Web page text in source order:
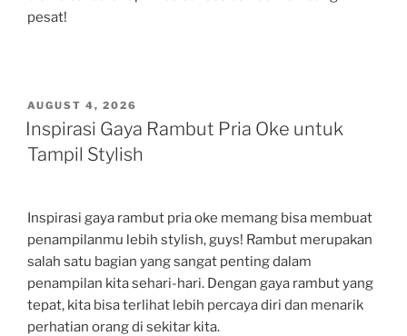
pesat!
POSTED
ON
AUGUST 4, 2026
Inspirasi Gaya Rambut Pria Oke untuk
Tampil Stylish
Inspirasi gaya rambut pria oke memang bisa membuat
penampilanmu lebih stylish, guys! Rambut merupakan
salah satu bagian yang sangat penting dalam
penampilan kita sehari-hari. Dengan gaya rambut yang
tepat, kita bisa terlihat lebih percaya diri dan menarik
perhatian orang di sekitar kita.